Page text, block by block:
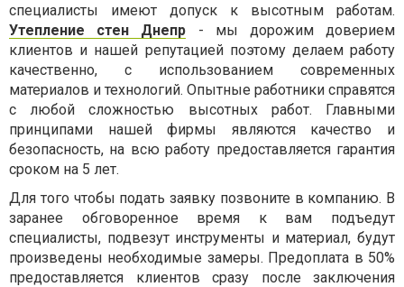
специалисты имеют допуск к высотным работам.
Утепление стен Днепр - мы дорожим доверием
клиентов и нашей репутацией поэтому делаем работу
качественно, с использованием современных
материалов и технологий. Опытные работники справятся
с любой сложностью высотных работ. Главными
принципами нашей фирмы являются качество и
безопасность, на всю работу предоставляется гарантия
сроком на 5 лет.
Для того чтобы подать заявку позвоните в компанию. В
заранее обговоренное время к вам подъедут
специалисты, подвезут инструменты и материал, будут
произведены необходимые замеры. Предоплата в 50%
предоставляется клиентов сразу после заключения